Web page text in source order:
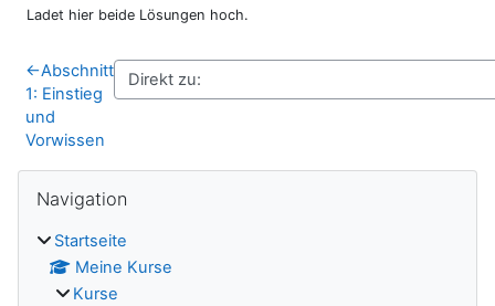
Ladet hier beide Lösungen hoch.
←Abschnitt
1: Einstieg
und
Vorwissen
Navigation
Startseite
Meine Kurse
Kurse